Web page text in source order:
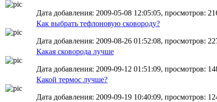
Дата добавления: 2009-05-08 12:05:05, просмотров:
Как выбрать тефлоновую сковороду?
Дата добавления: 2009-08-26 01:52:08, просмотров:
Какая сковорода лучше
Дата добавления: 2009-09-12 01:51:09, просмотров:
Какой термос лучше?
Дата добавления: 2009-09-19 10:40:09, просмотров: